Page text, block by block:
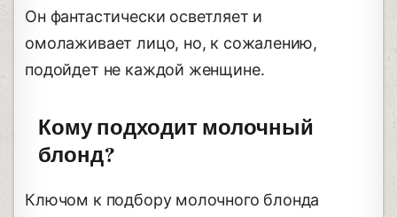
Он фантастически осветляет и
омолаживает лицо, но, к сожалению,
подойдет не каждой женщине.
Кому подходит молочный
блонд?
Ключом к подбору молочного блонда